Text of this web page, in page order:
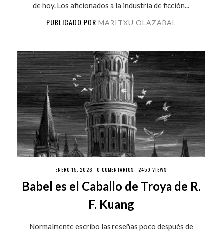
de hoy. Los aficionados a la industria de ficción...
PUBLICADO POR MARITXU OLAZABAL
ENERO 15, 2026 · 0 COMENTARIOS · 2459 VIEWS
Babel es el Caballo de Troya de R.
F. Kuang
Normalmente escribo las reseñas poco después de